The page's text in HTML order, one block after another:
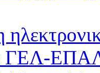
ΓΕΛ-